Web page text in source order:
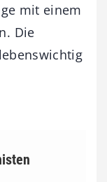
mit einem
Die